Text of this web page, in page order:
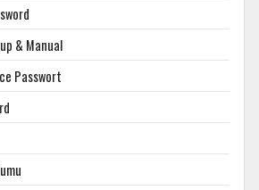
& Manual
Passwort